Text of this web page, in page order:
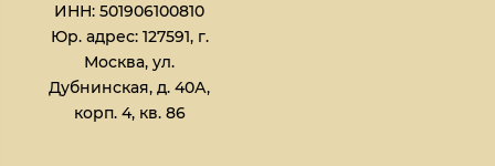
ИНН: 501906100810
Юр. адрес: 127591, г.
Москва, ул.
Дубнинская, д. 40А,
корп. 4, кв. 86